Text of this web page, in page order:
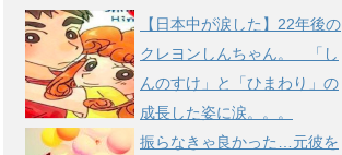
【日本中が涙した】22年後の
クレヨンしんちゃん。 「し
んのすけ」と「ひまわり」の
成長した姿に涙。。。
振らなきゃ良かった…元彼を